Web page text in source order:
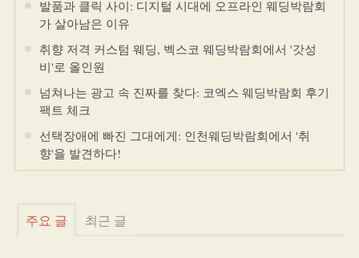
발품과 클릭 사이: 디지털 시대에 오프라인 웨딩박람회
가 살아남은 이유
취향 저격 커스텀 웨딩, 벡스코 웨딩박람회에서 '갓성
비'로 올인원
넘쳐나는 광고 속 진짜를 찾다: 코엑스 웨딩박람회 후기
팩트 체크
선택장애에 빠진 그대에게: 인천웨딩박람회에서 '취
향'을 발견하다!
주요 글 최근 글